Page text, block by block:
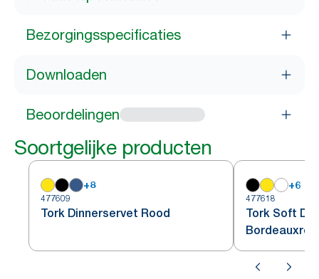
Bezorgingsspecificaties
Downloaden
Beoordelingen
Soortgelijke producten
+8
477609
Tork Dinnerservet Rood
+6
477618
Tork Soft